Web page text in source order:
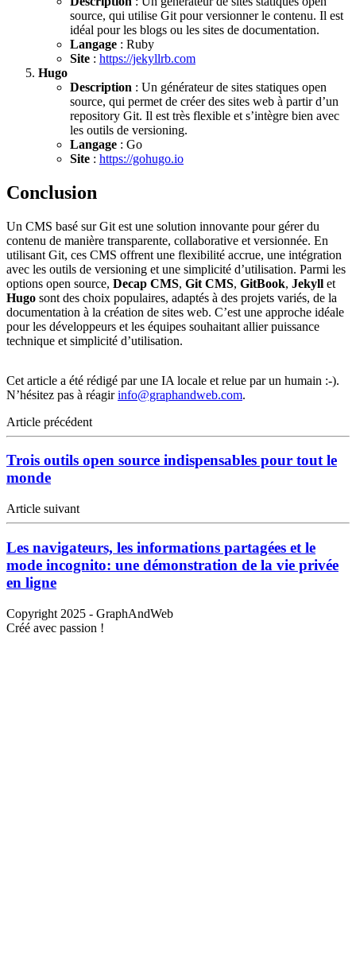
source, qui utilise Git pour versionner le contenu. Il est
idéal pour les blogs ou les sites de documentation.
Langage : Ruby
Site : https://jekyllrb.com
Hugo
Description : Un générateur de sites statiques open
source, qui permet de créer des sites web à partir d’un
repository Git. Il est très flexible et s’intègre bien avec
les outils de versioning.
Langage : Go
Site : https://gohugo.io
Conclusion
Un CMS basé sur Git est une solution innovante pour gérer du
contenu de manière transparente, collaborative et versionnée. En
utilisant Git, ces CMS offrent une flexibilité accrue, une intégration
avec les outils de versioning et une simplicité d’utilisation. Parmi les
options open source, Decap CMS, Git CMS, GitBook, Jekyll et
Hugo sont des choix populaires, adaptés à des projets variés, de la
documentation à la création de sites web. C’est une approche idéale
pour les développeurs et les équipes souhaitant allier puissance
technique et simplicité d’utilisation.
Cet article a été rédigé par une IA locale et relue par un humain :-).
N’hésitez pas à réagirinfo@graphandweb.com.
Article précédent
Trois outils open source indispensables pour tout le
monde
Article suivant
Les navigateurs, les informations partagées et le
mode incognito: une démonstration de la vie privée
en ligne
Copyright 2025 - GraphAndWeb
Créé avec passion !